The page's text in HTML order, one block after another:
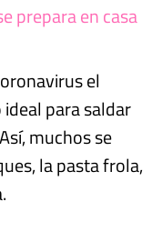
prepara en casa
el
para saldar
muchos se
la pasta frola,